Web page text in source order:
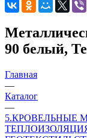
90 белый,
Главная
—
Каталог
—
5.КРОВЕЛЬНЫЕ